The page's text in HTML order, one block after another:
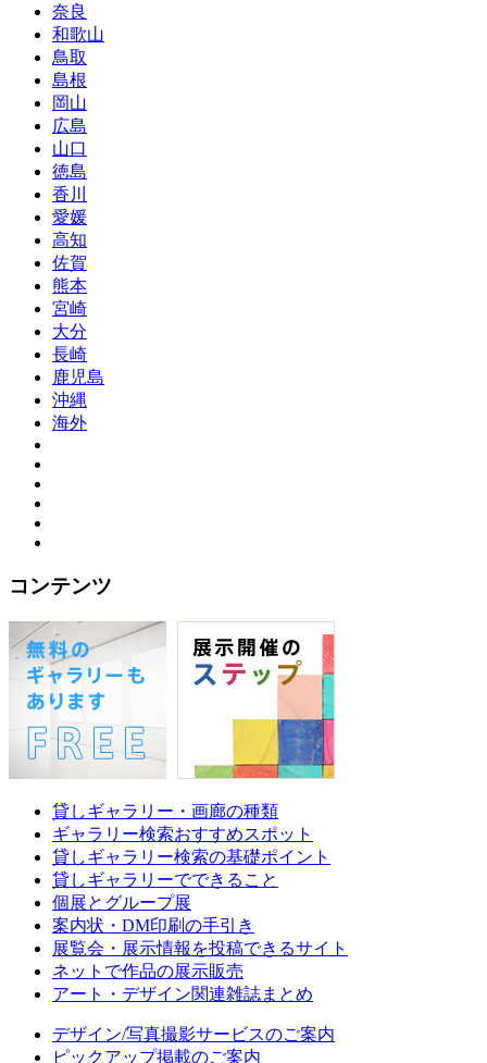
奈良
和歌山
鳥取
島根
岡山
広島
山口
徳島
香川
愛媛
高知
佐賀
熊本
宮崎
大分
長崎
鹿児島
沖縄
海外
コンテンツ
貸しギャラリー・画廊の種類
ギャラリー検索おすすめスポット
貸しギャラリー検索の基礎ポイント
貸しギャラリーでできること
個展とグループ展
案内状・DM印刷の手引き
展覧会・展示情報を投稿できるサイト
ネットで作品の展示販売
アート・デザイン関連雑誌まとめ
デザイン/写真撮影サービスのご案内
ピックアップ掲載のご案内